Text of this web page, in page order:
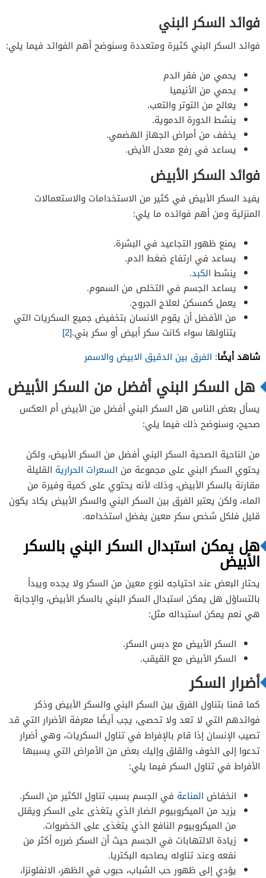
فوائد السكر البني
فوائد السكر البني كثيرة ومتعددة وسنوضح أهم الفوائد فيما يلي:
يحمي من فقر الدم
يحمي من الأنيميا
يعالج من التوتر والتعب.
ينشط الدورة الدموية.
يخفف من أمراض الجهاز الهضمي.
يساعد في رفع معدل الأيض.
فوائد السكر الأبيض
يفيد السكر الأبيض في كثير من الاستخدامات والاستعمالات
المنزلية ومن أهم فوائده ما يلي:
يمنع ظهور التجاعيد في البشرة.
يساعد في ارتفاع ضغط الدم.
ينشط الكبد.
يساعد الجسم في التخلص من السموم.
يعمل كمسكن لعلاج الجروح.
من الأفضل أن يقوم الانسان بتخفيض جميع السكريات التي
يتناولها سواء كانت سكر أبيض أو سكر بني.[2]
شاهد أيضًا: الفرق بين الدقيق الابيض والاسمر
هل السكر البني أفضل من السكر الأبيض
يسأل بعض الناس هل السكر البني أفضل من الأبيض أم العكس
صحيح، وسنوضح ذلك فيما يلي:
من الناحية الصحية السكر البني أفضل من السكر الأبيض، ولكن
يحتوي السكر البني على مجموعة من السعرات الحرارية القليلة
مقارنة بالسكر الأبيض، وذلك لأنه يحتوي على كمية وفيرة من
الماء، ولكن يعتبر الفرق بين السكر البني والسكر الأبيض يكاد يكون
قليل فلكل شخص سكر معين يفضل استخدامه.
هل يمكن استبدال السكر البني بالسكر
الأبيض
يحتار البعض عند احتياجه لنوع معين من السكر ولا يجده ويبدأ
بالتساؤل هل يمكن استبدال السكر البني بالسكر الأبيض، والإجابة
هي نعم يمكن استبداله مثل:
السكر الأبيض مع دبس السكر.
السكر الأبيض مع القيقب.
أضرار السكر
كما قمنا بتناول الفرق بين السكر البني والسكر الأبيض وذكر
فوائدهم التي لا تعد ولا تحصى، يجب أيضًا معرفة الأضرار التي قد
تصيب الإنسان إذا قام بالإفراط في تناول السكريات، وهي أضرار
تدعوا إلى الخوف والقلق وإليك بعض من الأمراض التي يسببها
الأفراط في تناول السكر فيما يلي:
انخفاض المناعة في الجسم بسبب تناول الكثير من السكر.
يزيد من الميكروبيوم الضار الذي يتغذى على السكر ويقلل
من الميكروبيوم النافع الذي يتغذى على الخضروات.
زيادة الالتهابات في الجسم حيث أن السكر ضرره أكثر من
نفعه وعند تناوله يصاحبه البكتريا.
يؤدي إلى ظهور حب الشباب، حبوب في الظهر، الانفلونزا،